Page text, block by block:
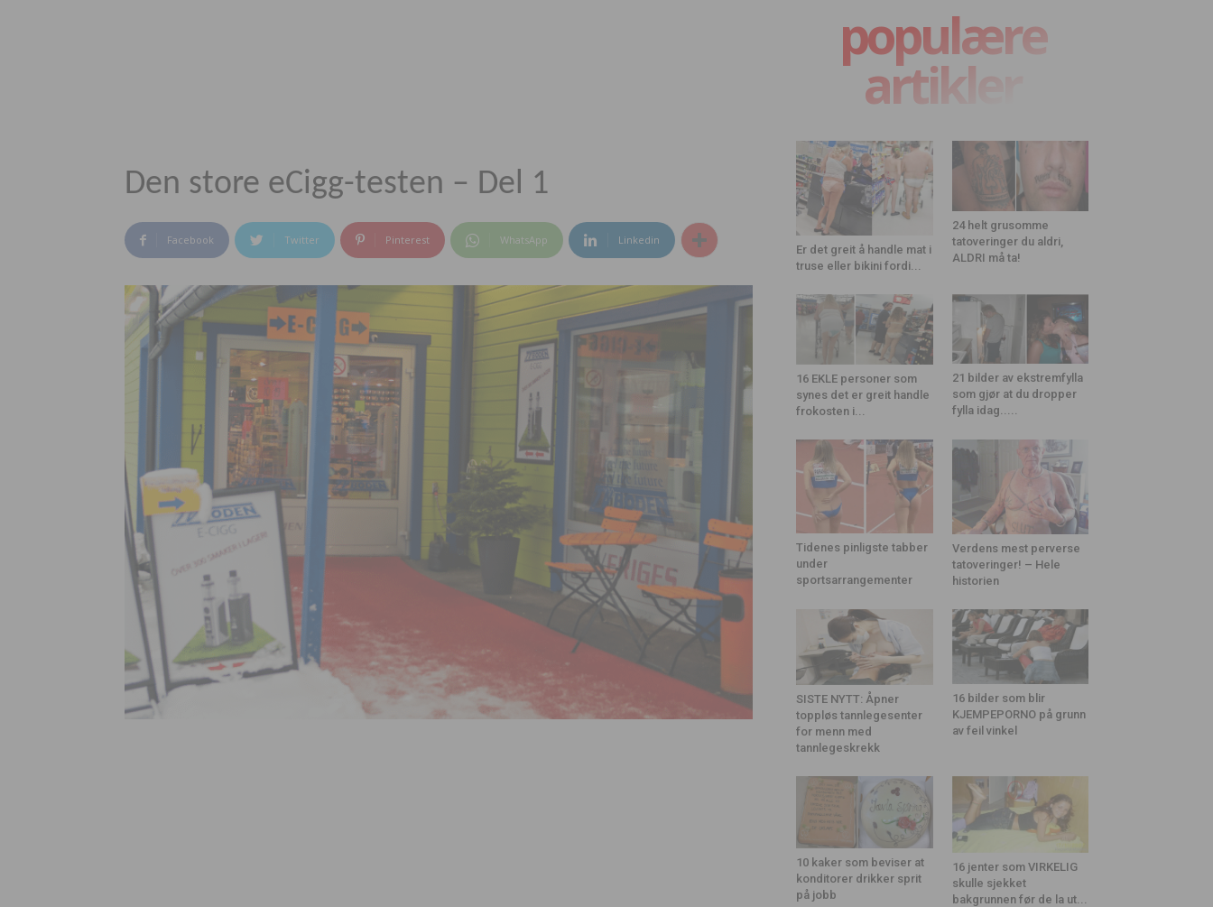
Den store eCigg-testen – Del 1
Facebook Twitter Pinterest WhatsApp Linkedin
populære
artikler
Er det greit å handle mat i
truse eller bikini fordi...
24 helt grusomme
tatoveringer du aldri,
ALDRI må ta!
16 EKLE personer som
synes det er greit handle
frokosten i...
21 bilder av ekstremfylla
som gjør at du dropper
fylla idag.....
Tidenes pinligste tabber
under
sportsarrangementer
Verdens mest perverse
tatoveringer! – Hele
historien
SISTE NYTT: Åpner
toppløs tannlegesenter
for menn med
tannlegeskrekk
16 bilder som blir
KJEMPEPORNO på grunn
av feil vinkel
10 kaker som beviser at
konditorer drikker sprit
på jobb
16 jenter som VIRKELIG
skulle sjekket
bakgrunnen før de la ut...